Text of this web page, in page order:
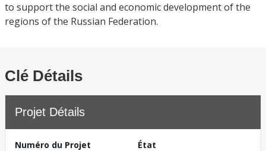
to support the social and economic development of the
regions of the Russian Federation.
Clé Détails
Projet Détails
Numéro du Projet
État